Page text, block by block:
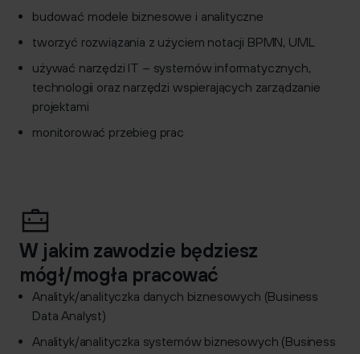
budować modele biznesowe i analityczne
tworzyć rozwiązania z użyciem notacji BPMN, UML
używać narzędzi IT – systemów informatycznych,
technologii oraz narzędzi wspierających zarządzanie
projektami
monitorować przebieg prac
W jakim zawodzie będziesz
mógł/mogła pracować
Analityk/analityczka danych biznesowych (Business
Data Analyst)
Analityk/analityczka systemów biznesowych (Business